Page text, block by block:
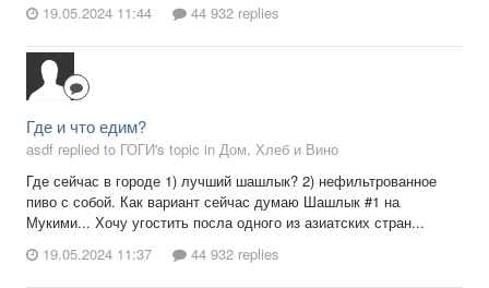
19.05.2024 11:44
44 932 replies
Где и что едим?
asdf replied to ГОГИ's topic in Дом, Хлеб и Вино
Где сейчас в городе 1) лучший шашлык? 2) нефильтрованное
пиво с собой. Как вариант сейчас думаю Шашлык #1 на
Мукими... Хочу угостить посла одного из азиатских стран...
19.05.2024 11:37
44 932 replies